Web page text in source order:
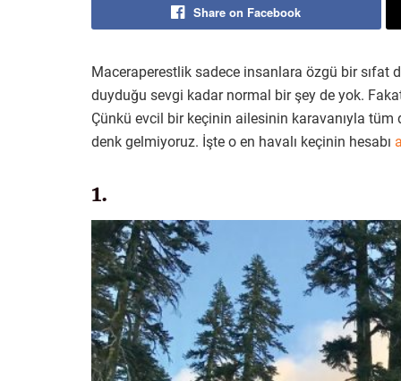
Share on Facebook
Maceraperestlik sadece insanlara özgü bir sıfat
duyduğu sevgi kadar normal bir şey de yok.
Çünkü evcil bir keçinin ailesinin karavanıyla tüm
denk gelmiyoruz. İşte o en havalı keçinin hesabı
1.